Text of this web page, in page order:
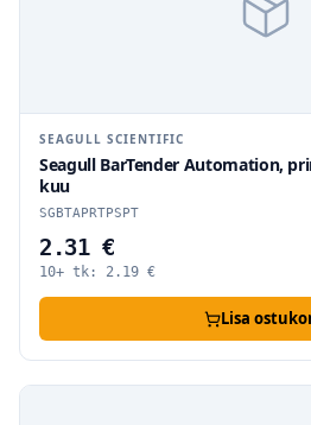
SEAGULL SCIENTIFIC
Seagull BarTender Automation,
kuu
SGBTAPRTPSPT
2.31 €
10+ tk: 2.19 €
Lisa